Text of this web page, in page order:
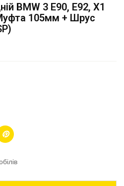
BMW 3 E90, E92, X1
105мм + Шрус